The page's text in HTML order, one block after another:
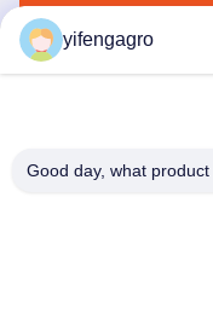
cốc đa diện
yifengagro
Good day, what